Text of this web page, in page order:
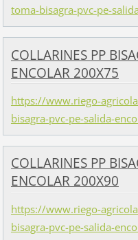
toma-bisagra-pvc-pe-
COLLARINES PP
ENCOLAR 200X75
https://www.riego-
bisagra-pvc-pe-salida-
COLLARINES PP
ENCOLAR 200X90
https://www.riego-
bisagra-pvc-pe-salida-